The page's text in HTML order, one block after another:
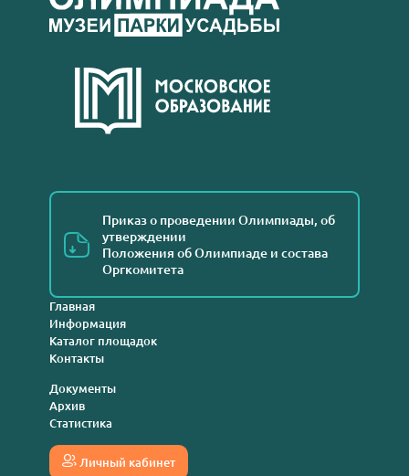
Приказ о проведении Олимпиады, об
утверждении
Положения об Олимпиаде и состава
Оргкомитета
Главная
Информация
Каталог площадок
Контакты
Документы
Архив
Статистика
Личный кабинет